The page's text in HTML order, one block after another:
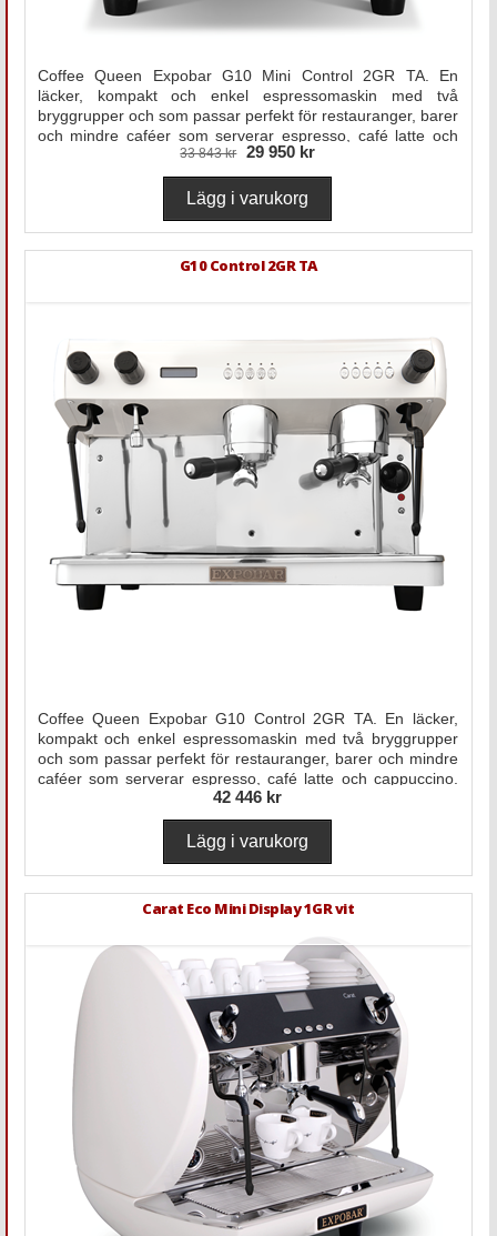
Coffee Queen Expobar G10 Mini Control 2GR TA. En
läcker, kompakt och enkel espressomaskin med två
bryggrupper och som passar perfekt för restauranger, barer
och mindre caféer som serverar espresso, café latte och
cappuccino. Den passar även som exklusive hemmamaskin
33 843 kr 29 950 kr
G10 Control 2GR TA
Coffee Queen Expobar G10 Control 2GR TA. En läcker,
kompakt och enkel espressomaskin med två bryggrupper
och som passar perfekt för restauranger, barer och mindre
caféer som serverar espresso, café latte och cappuccino.
Den passar även som exklusive hemmamaskin för baristan.
42 446 kr
Carat Eco Mini Display 1GR vit